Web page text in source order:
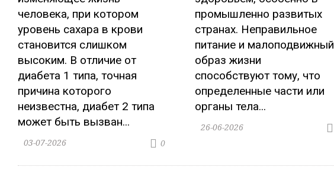
человека, при котором
уровень сахара в крови
становится слишком
высоким. В отличие от
диабета 1 типа, точная
причина которого
неизвестна, диабет 2 типа
может быть вызван...
0
03-07-2026
промышленно развитых
странах. Неправильное
питание и малоподвижный
образ жизни
способствуют тому, что
определенные части или
органы тела...
26-06-2026